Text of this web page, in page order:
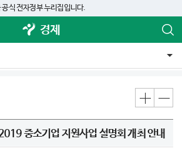
식 전자정부 누리집입니다.
경제
중소기업 지원사업 설명회 개최 안내